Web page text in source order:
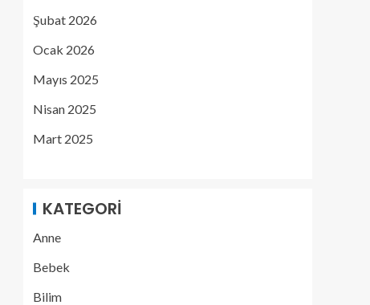
Şubat 2026
Ocak 2026
Mayıs 2025
Nisan 2025
Mart 2025
KATEGORI
Anne
Bebek
Bilim